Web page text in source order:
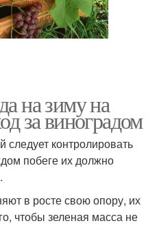
на зиму на
за виноградом
следует контролировать
побеге их должно
в росте свою опору, их
чтобы зеленая масса не